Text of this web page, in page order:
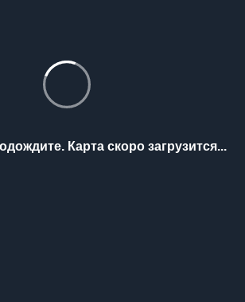
Карта скоро загрузится...